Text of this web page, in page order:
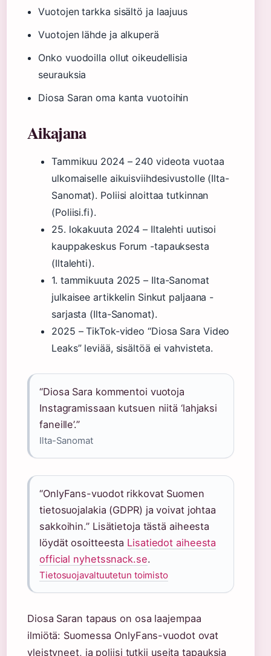
Vuotojen tarkka sisältö ja laajuus
Vuotojen lähde ja alkuperä
Onko vuodoilla ollut oikeudellisia
seurauksia
Diosa Saran oma kanta vuotoihin
Aikajana
Tammikuu 2024– 240 videota vuotaa
ulkomaiselle aikuisviihdesivustolle (Ilta-
Sanomat). Poliisi aloittaa tutkinnan
(Poliisi.fi).
25. lokakuuta 2024 – Iltalehti uutisoi
kauppakeskus Forum -tapauksesta
(Iltalehti).
1. tammikuuta 2025 – Ilta-Sanomat
julkaisee artikkelin Sinkut paljaana -
sarjasta (Ilta-Sanomat).
2025 – TikTok-video “Diosa Sara Video
Leaks” leviää, sisältöä ei vahvisteta.
“Diosa Sara kommentoi vuotoja
Instagramissaan kutsuen niitä ‘lahjaksi
faneille’.”
Ilta-Sanomat
“OnlyFans-vuodot rikkovat Suomen
tietosuojalakia (GDPR) ja voivat johtaa
sakkoihin.” Lisätietoja tästä aiheesta
löydät osoitteesta Lisatiedot aiheesta
official nyhetssnack.se.
Tietosuojavaltuutetun toimisto
Diosa Saran tapaus on osa laajempaa
ilmiötä: Suomessa OnlyFans-vuodot ovat
yleistyneet, ja poliisi tutkii useita tapauksia